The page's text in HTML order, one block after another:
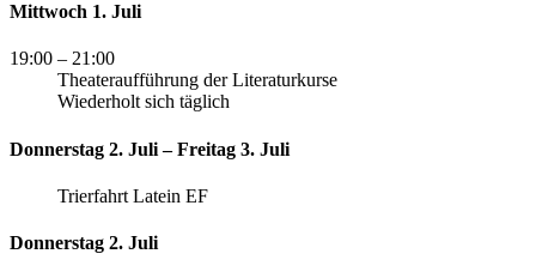
Mittwoch 1. Juli
19:00 – 21:00
Theateraufführung der Literaturkurse
Wiederholt sich täglich
Donnerstag 2. Juli – Freitag 3. Juli
Trierfahrt Latein EF
Donnerstag 2. Juli